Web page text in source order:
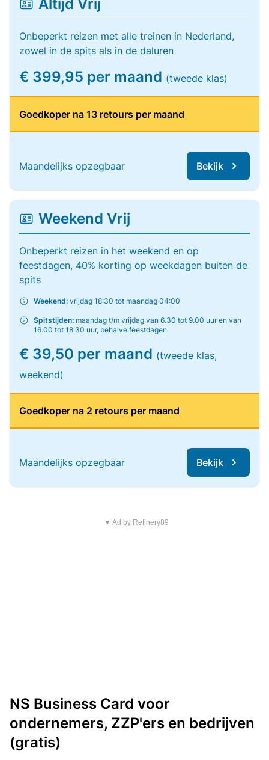
Altijd Vrij
Onbeperkt reizen met alle treinen in Nederland,
zowel in de spits als in de daluren
€ 399,95 per maand (tweede klas)
Goedkoper na 13 retours per maand
Maandelijks opzegbaar Bekijk
Weekend Vrij
Onbeperkt reizen in het weekend en op
feestdagen, 40% korting op weekdagen buiten de
spits
Weekend: vrijdag 18:30 tot maandag 04:00
Spitstijden: maandag t/m vrijdag van 6.30 tot 9.00 uur en van
16.00 tot 18.30 uur, behalve feestdagen
€ 39,50 per maand (tweede klas,
weekend)
Goedkoper na 2 retours per maand
Maandelijks opzegbaar Bekijk
▼ Ad by Refinery89
NS Business Card voor
ondernemers, ZZP'ers en bedrijven
(gratis)